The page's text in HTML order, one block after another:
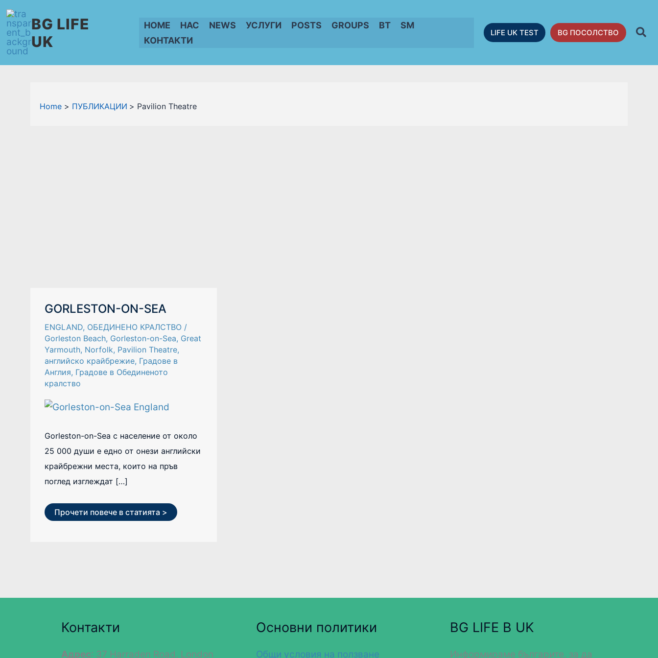
Skip
to
content
BG LIFE
UK
HOME НАС NEWS УСЛУГИ POSTS GROUPS BT
SM
КОНТАКТИ
LIFE UK TEST BG ПОСОЛСТВО
Home ПУБЛИКАЦИИ Pavilion Theatre
GORLESTON-ON-SEA
ENGLAND, ОБЕДИНЕНО КРАЛСТВО/
Gorleston Beach, Gorleston-on-Sea, Great
Yarmouth, Norfolk, Pavilion Theatre,
английско крайбрежие, Градове в
Англия, Градове в Обединеното
кралство
Gorleston-on-Sea с население от около
25 000 души е едно от онези английски
крайбрежни места, които на пръв
поглед изглеждат […]
GORLESTON-
ON-
Прочети повече в статията >
Контакти
Адрес: 37 Harraden Road, London
Основни политики
Общи условия на ползване
BG LIFE В UK
Информираме българите, за да